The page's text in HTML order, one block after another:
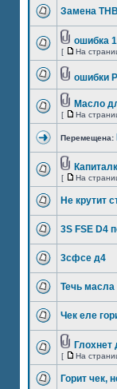
Замена
ошибка
[ На
ошибки
Масло
[ На
Перемещена:
[ На
Не крутит
3S FSE D4
3сфсе д4
Течь масла
Чек еле
Глохнет
[ На
Горит чек,